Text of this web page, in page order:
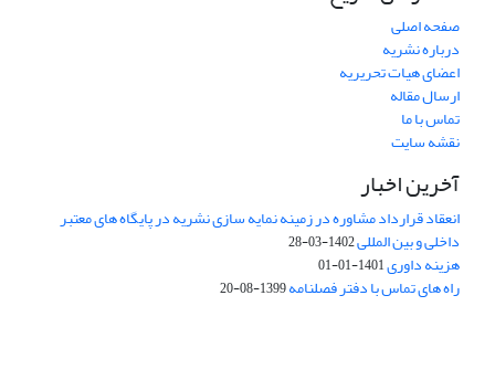
صفحه اصلی
درباره نشریه
اعضای هیات تحریریه
ارسال مقاله
تماس با ما
نقشه سایت
آخرین اخبار
انعقاد قرارداد مشاوره در زمینه نمایه سازی نشریه در پایگاه های معتبر
داخلی و بین المللی1402-03-28
هزینه داوری1401-01-01
راه های تماس با دفتر فصلنامه1399-08-20